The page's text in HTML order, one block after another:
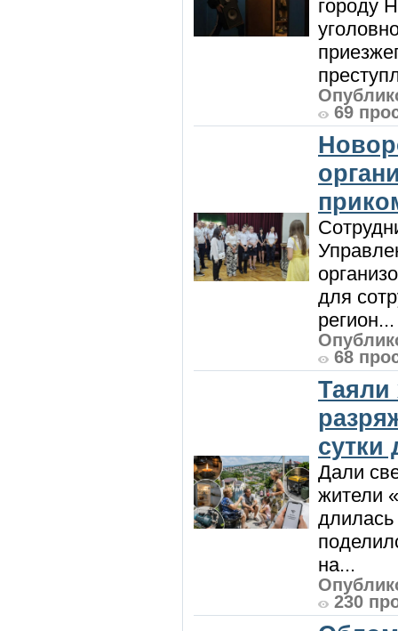
городу
69
для
регион...
68
сутки
Дали
жители
длилась
на...
230